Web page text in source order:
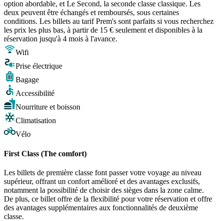
option abordable, et Le Second, la seconde classe classique. Les
deux peuvent être échangés et remboursés, sous certaines
conditions. Les billets au tarif Prem's sont parfaits si vous recherchez
les prix les plus bas, à partir de 15 € seulement et disponibles à la
réservation jusqu'à 4 mois à l'avance.
Wifi
Prise électrique
Bagage
Accessibilité
Nourriture et boisson
Climatisation
Vélo
First Class (The comfort)
Les billets de première classe font passer votre voyage au niveau
supérieur, offrant un confort amélioré et des avantages exclusifs,
notamment la possibilité de choisir des sièges dans la zone calme.
De plus, ce billet offre de la flexibilité pour votre réservation et offre
des avantages supplémentaires aux fonctionnalités de deuxième
classe.